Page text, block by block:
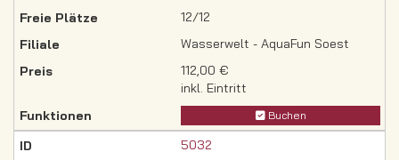
12/12
Wasserwelt - AquaFun Soest
112,00 €
inkl. Eintritt
Buchen
5032